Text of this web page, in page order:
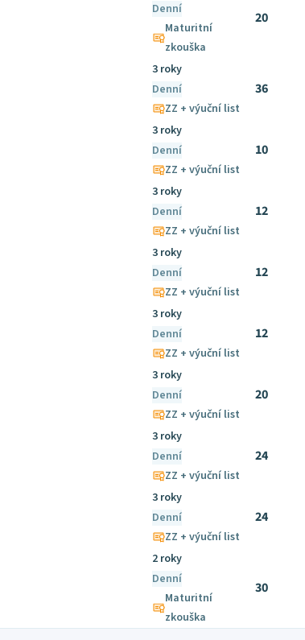
Denní
Maturitní
zkouška
20
3 roky
Denní
ZZ + výuční list
36
3 roky
Denní
ZZ + výuční list
10
3 roky
Denní
ZZ + výuční list
12
3 roky
Denní
ZZ + výuční list
12
3 roky
Denní
ZZ + výuční list
12
3 roky
Denní
ZZ + výuční list
20
3 roky
Denní
ZZ + výuční list
24
3 roky
Denní
ZZ + výuční list
24
2 roky
Denní
Maturitní
zkouška
30